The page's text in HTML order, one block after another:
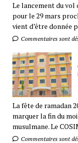
Le lancement du
pour le 29 mars
vient d’être donnée
Commentaires sont
La fête de ramadan
marquer la fin du
musulmane. Le
Commentaires sont